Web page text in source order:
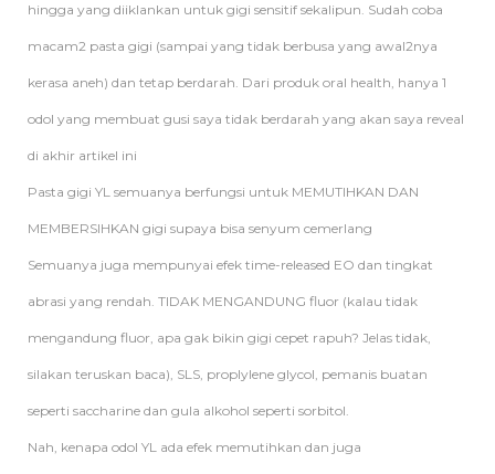
hingga yang diiklankan untuk gigi sensitif sekalipun. Sudah coba
macam2 pasta gigi (sampai yang tidak berbusa yang awal2nya
kerasa aneh) dan tetap berdarah. Dari produk oral health, hanya 1
odol yang membuat gusi saya tidak berdarah yang akan saya reveal
di akhir artikel ini
Pasta gigi YL semuanya berfungsi untuk MEMUTIHKAN DAN
MEMBERSIHKAN gigi supaya bisa senyum cemerlang
Semuanya juga mempunyai efek time-released EO dan tingkat
abrasi yang rendah. TIDAK MENGANDUNG fluor (kalau tidak
mengandung fluor, apa gak bikin gigi cepet rapuh? Jelas tidak,
silakan teruskan baca), SLS, proplylene glycol, pemanis buatan
seperti saccharine dan gula alkohol seperti sorbitol.
Nah, kenapa odol YL ada efek memutihkan dan juga